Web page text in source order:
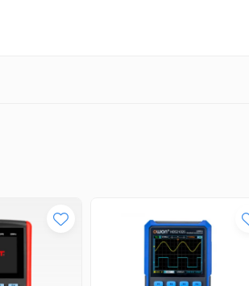
se pot detecta siguranțele dintr-un